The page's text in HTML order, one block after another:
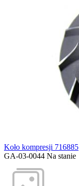
Koło kompresji 716885
GA-03-0044 Na stanie